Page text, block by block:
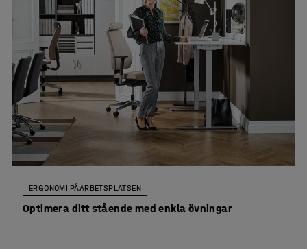
ERGONOMI PÅ ARBETSPLATSEN
Optimera ditt stående med enkla övningar